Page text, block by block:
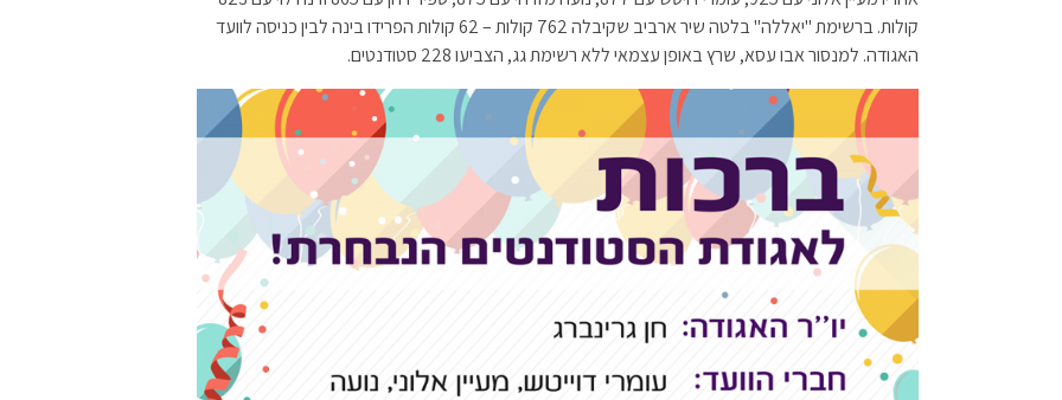
קולות. ברשימת "יאללה" בלטה שיר ארביב שקיבלה 762 קולות – 62 קולות הפרידו בינה לבין כניסה לוועד
האגודה. למנסור אבו עסא, שרץ באופן עצמאי ללא רשימת גג, הצביעו 228 סטודנטים.